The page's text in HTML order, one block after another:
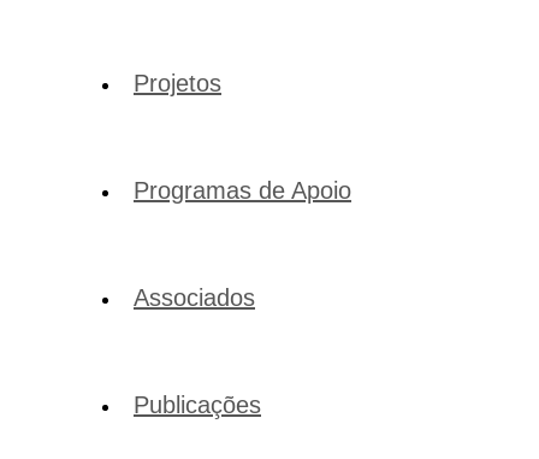
Projetos
Programas de Apoio
Associados
Publicações